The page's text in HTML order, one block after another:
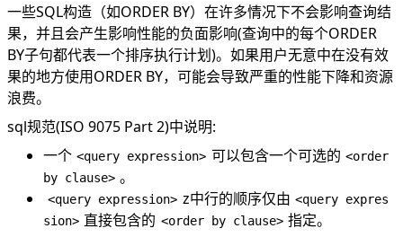
一些SQL构造（如ORDER BY）在许多情况下不会影响查询结
果，并且会产生影响性能的负面影响(查询中的每个ORDER
BY子句都代表一个排序执行计划)。如果用户无意中在没有效
果的地方使用ORDER BY，可能会导致严重的性能下降和资源
浪费。
sql规范(ISO 9075 Part 2)中说明:
一个 <query expression> 可以包含一个可选的 <order
by clause> 。
<query expression> z中行的顺序仅由 <query expres
sion> 直接包含的 <order by clause> 指定。